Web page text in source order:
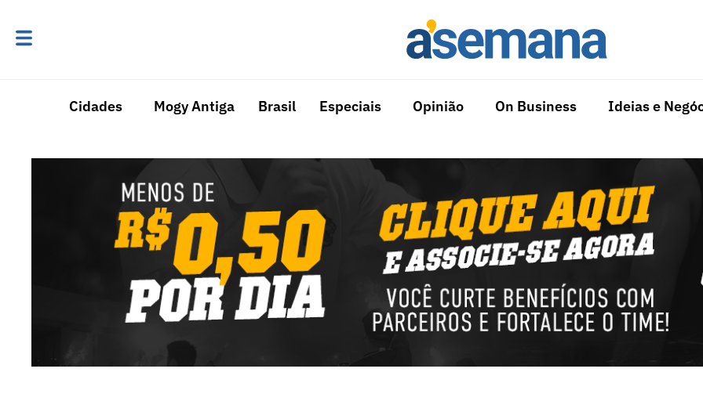
Cidades Mogy Antiga Brasil Especiais Opinião On Business Ideias e